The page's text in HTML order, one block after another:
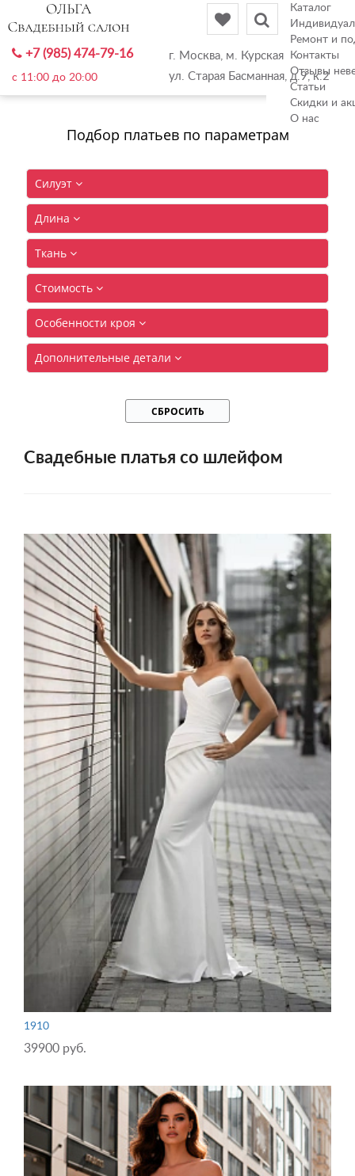
Каталог
Ремонт и
Контакты
Отзывы
Статьи
Скидки и
О нас
+7 (985) 474-79-16
c 11:00 до 20:00
г. Москва, м. Курская
ул. Старая Басманная, д.9, к.2
Подбор платьев по параметрам
Силуэт
Длина
Ткань
Стоимость
Особенности кроя
Дополнительные детали
СБРОСИТЬ
Свадебные платья со шлейфом
1910
39900 руб.